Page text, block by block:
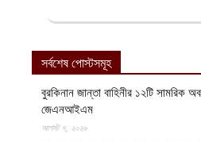
সর্বশেষ পোস্টসমূহ
বুরকিনান জান্তা বাহিনীর ১২টি সামরিক
জেএনআইএম
আগস্ট ৭, ২০২৬